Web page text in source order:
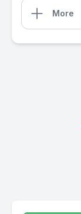
More